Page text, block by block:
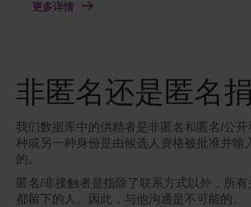
更多详情
非匿名还是匿名
我们数据库中的供精者是非匿名和匿名/公
种或另一种身份是由候选人资格被批准并输
的。
匿名/非接触者是指除了联系方式以外，所有
都留下的人。因此，与他沟通是不可能的。